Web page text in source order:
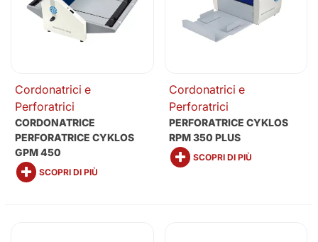
Cordonatrici e
Perforatrici
CORDONATRICE
PERFORATRICE CYKLOS
GPM 450
SCOPRI DI PIÙ
Cordonatrici e
Perforatrici
PERFORATRICE CYKLOS
RPM 350 PLUS
SCOPRI DI PIÙ